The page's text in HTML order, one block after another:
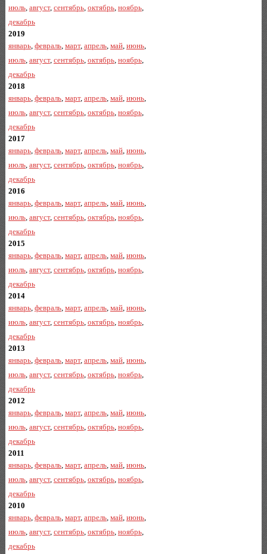
июль, август, сентябрь, октябрь, ноябрь,
декабрь
2019
январь, февраль, март, апрель, май, июнь,
июль, август, сентябрь, октябрь, ноябрь,
декабрь
2018
январь, февраль, март, апрель, май, июнь,
июль, август, сентябрь, октябрь, ноябрь,
декабрь
2017
январь, февраль, март, апрель, май, июнь,
июль, август, сентябрь, октябрь, ноябрь,
декабрь
2016
январь, февраль, март, апрель, май, июнь,
июль, август, сентябрь, октябрь, ноябрь,
декабрь
2015
январь, февраль, март, апрель, май, июнь,
июль, август, сентябрь, октябрь, ноябрь,
декабрь
2014
январь, февраль, март, апрель, май, июнь,
июль, август, сентябрь, октябрь, ноябрь,
декабрь
2013
январь, февраль, март, апрель, май, июнь,
июль, август, сентябрь, октябрь, ноябрь,
декабрь
2012
январь, февраль, март, апрель, май, июнь,
июль, август, сентябрь, октябрь, ноябрь,
декабрь
2011
январь, февраль, март, апрель, май, июнь,
июль, август, сентябрь, октябрь, ноябрь,
декабрь
2010
январь, февраль, март, апрель, май, июнь,
июль, август, сентябрь, октябрь, ноябрь,
декабрь